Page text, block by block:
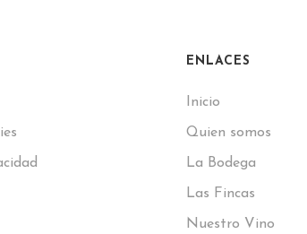
ENLACES
Inicio
Quien somos
La Bodega
Las Fincas
Nuestro Vino